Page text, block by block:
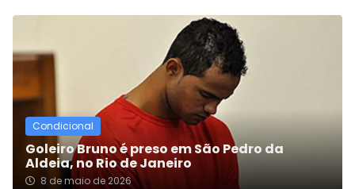
Condicional
Goleiro Bruno é preso em São Pedro da
Aldeia, no Rio de Janeiro
8 de maio de 2026